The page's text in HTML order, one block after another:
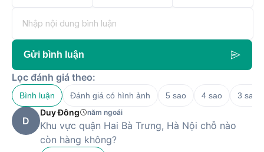
Gửi bình luận
Lọc đánh giá theo:
Bình luận Đánh giá có hình ảnh 5 sao 4 sao 3 sao
D
Duy Đông năm ngoái
Khu vực quận Hai Bà Trưng, Hà Nội chỗ nào
còn hàng không?